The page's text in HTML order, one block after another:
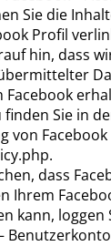
Sie die
Profil
hin, dass
Sie in
von
dass
Ihrem
kann, loggen